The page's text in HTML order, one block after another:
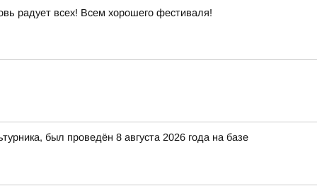
радует всех! Всем хорошего фестиваля!
был проведён 8 августа 2026 года на базе